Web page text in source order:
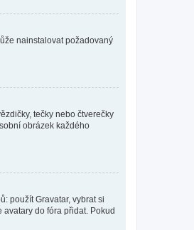
nainstalovat požadovaný
tečky nebo čtverečky
obrázek každého
použít Gravatar, vybrat si
do fóra přidat. Pokud